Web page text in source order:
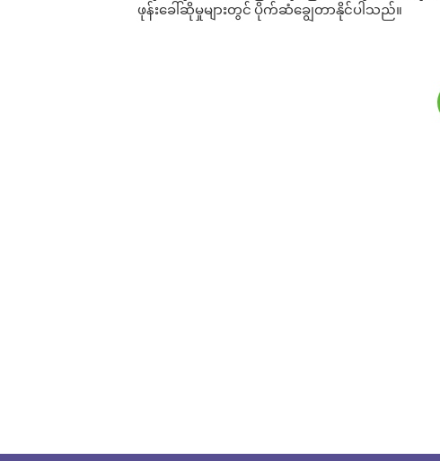
ဖုန်းခေါ်ဆိုမှုများတွင် ပိုက်ဆံချွေတာနိုင်ပါသည်။